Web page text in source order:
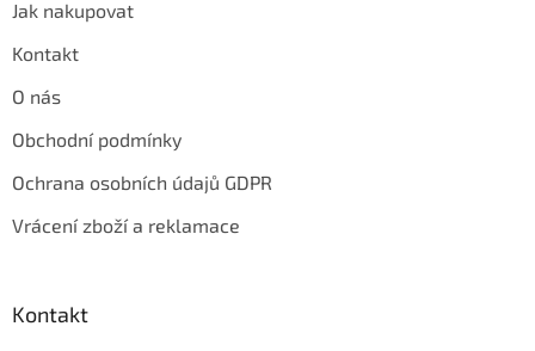
Jak nakupovat
Kontakt
O nás
Obchodní podmínky
Ochrana osobních údajů GDPR
Vrácení zboží a reklamace
Kontakt